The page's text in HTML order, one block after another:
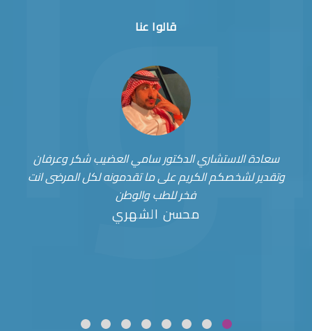
قالوا عنا
سعادة الاستشاري الدكتور سامي العضيب شكر وعرفان
وتقدير لشخصكم الكريم على ما تقدمونه لكل المرضى انت
فخر للطب والوطن
محسن الشهري